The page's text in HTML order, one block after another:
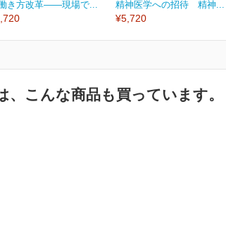
き方改革――現場で...
精神医学への招待 精神...
¥5,720
、こんな商品も買っています。